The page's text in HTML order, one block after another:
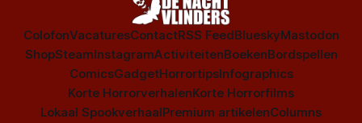
ColofonVacaturesContactRSS FeedBlueskyMastodon
ShopSteamInstagramActiviteitenBoekenBordspellen
ComicsGadgetHorrortipsInfographics
Korte HorrorverhalenKorte Horrorfilms
Lokaal SpookverhaalPremium artikelenColumns